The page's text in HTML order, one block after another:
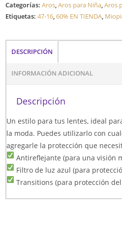
Categorías:Aros,Aros para Niña,Aros
Etiquetas:47-16,60% EN TIENDA,
DESCRIPCIÓN
INFORMACIÓN ADICIONAL
Descripción
Un estilo para tus lentes, ideal
la moda. Puedes utilizarlo con
agregarle la protección que
Antireflejante (para una visión
Filtro de luz azul (para
Transitions (para protección